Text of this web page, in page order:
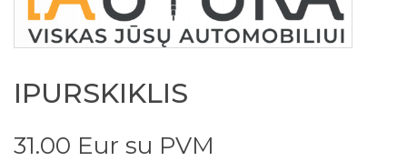
IPURSKIKLIS
31.00 Eur su PVM